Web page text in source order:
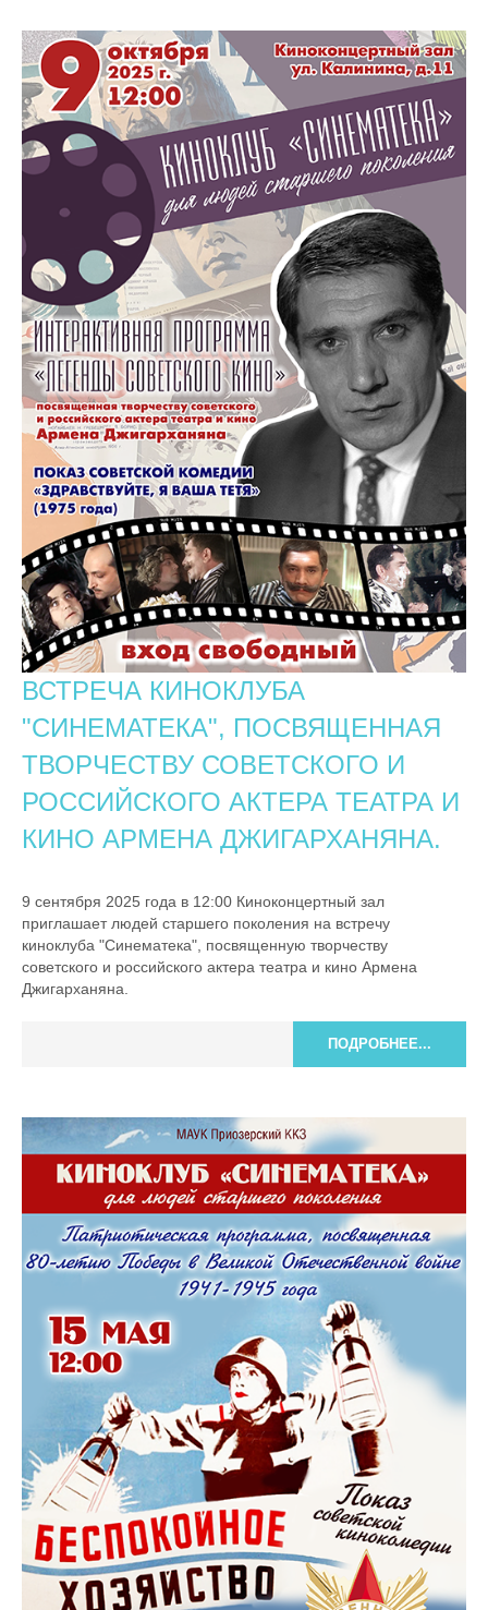
ВСТРЕЧА КИНОКЛУБА
"СИНЕМАТЕКА", ПОСВЯЩЕННАЯ
ТВОРЧЕСТВУ СОВЕТСКОГО И
РОССИЙСКОГО АКТЕРА ТЕАТРА И
КИНО АРМЕНА ДЖИГАРХАНЯНА.
9 сентября 2025 года в 12:00 Киноконцертный зал
приглашает людей старшего поколения на встречу
киноклуба "Синематека", посвященную творчеству
советского и российского актера театра и кино Армена
Джигарханяна.
ПОДРОБНЕЕ...